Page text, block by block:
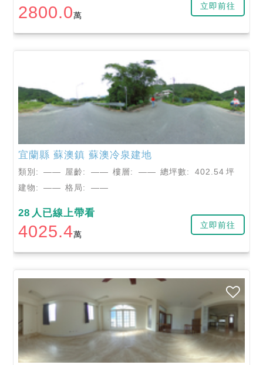
2800.0萬
立即前往
宜蘭縣 蘇澳鎮 蘇澳冷泉建地
類別: —— 屋齡: —— 樓層: —— 總坪數: 402.54 坪
建物:
—— 格局: ——
28 人已線上帶看
4025.4萬
立即前往